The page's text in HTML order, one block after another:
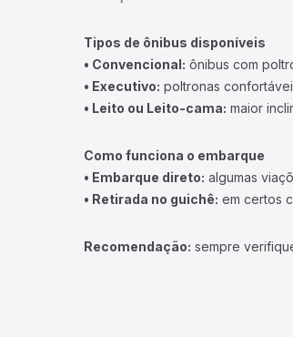
Tipos de ônibus disponíveis
• Convencional: ônibus com
• Executivo: poltronas
• Leito ou Leito-cama: maior
Como funciona o embarque
• Embarque direto: algumas
• Retirada no guichê: em certos
Recomendação: sempre